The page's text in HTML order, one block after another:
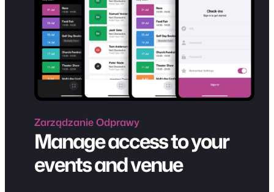
ZarządzanieOdprawy
Manage access to your
events and venue